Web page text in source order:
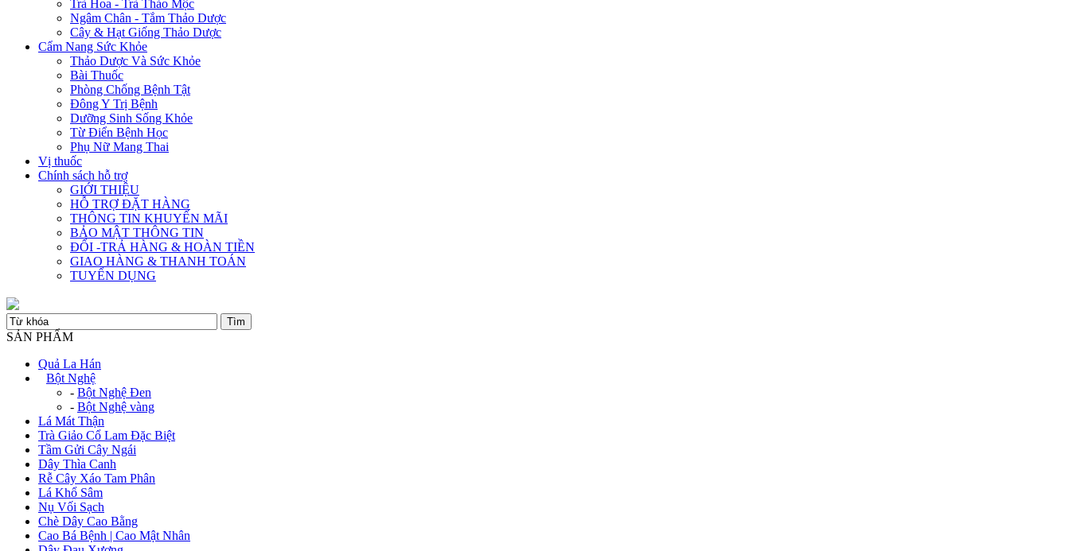
Trà Hoa - Trà Thảo Mộc
Ngâm Chân - Tắm Thảo Dược
Cây & Hạt Giống Thảo Dược
Cẩm Nang Sức Khỏe
Thảo Dược Và Sức Khỏe
Bài Thuốc
Phòng Chống Bệnh Tật
Đông Y Trị Bệnh
Dưỡng Sinh Sống Khỏe
Từ Điển Bệnh Học
Phụ Nữ Mang Thai
Vị thuốc
Chính sách hỗ trợ
GIỚI THIỆU
HỖ TRỢ ĐẶT HÀNG
THÔNG TIN KHUYẾN MÃI
BẢO MẬT THÔNG TIN
ĐỔI -TRẢ HÀNG & HOÀN TIỀN
GIAO HÀNG & THANH TOÁN
TUYỂN DỤNG
SẢN PHẨM
Quả La Hán
Bột Nghệ
- Bột Nghệ Đen
- Bột Nghệ vàng
Lá Mát Thận
Trà Giảo Cổ Lam Đặc Biệt
Tầm Gửi Cây Ngái
Dây Thìa Canh
Rễ Cây Xáo Tam Phân
Lá Khổ Sâm
Nụ Vối Sạch
Chè Dây Cao Bằng
Cao Bá Bệnh | Cao Mật Nhân